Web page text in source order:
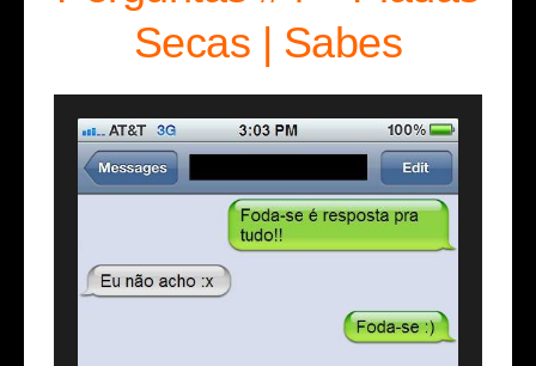
Secas | Sabes